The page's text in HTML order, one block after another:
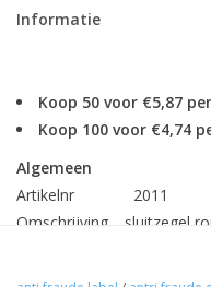
Informatie
Koop 50 voor €5,87
Koop 100 voor €4,74
Algemeen
Artikelnr
Omschrijving
sluitzegel
Inhoud
: 1.000